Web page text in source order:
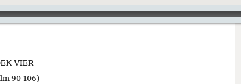
VIER
90-106)